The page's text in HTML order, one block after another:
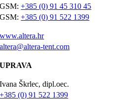
GSM:+385 (0) 91 45 310 45
GSM:+385 (0) 91 522 1399
www.altera.hr
altera@altera-tent.com
UPRAVA
Ivana Škrlec, dipl.oec.
+385 (0) 91 522 1399